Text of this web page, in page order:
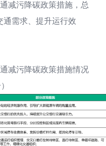
减污降碳政策措施，总
通需求、提升运行效
减污降碳政策措施情况